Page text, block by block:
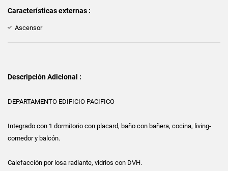
Características externas :
Ascensor
Descripción Adicional :
DEPARTAMENTO EDIFICIO PACIFICO
Integrado con 1 dormitorio con placard, baño con bañera, cocina, living-
comedor y balcón.
Calefacción por losa radiante, vidrios con DVH.